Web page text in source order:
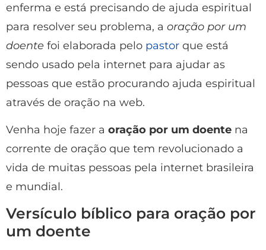
enferma e está precisando de ajuda espiritual
para resolver seu problema, a oração por um
doente foi elaborada pelo pastor que está
sendo usado pela internet para ajudar as
pessoas que estão procurando ajuda espiritual
através de oração na web.
Venha hoje fazer a oração por um doente na
corrente de oração que tem revolucionado a
vida de muitas pessoas pela internet brasileira
e mundial.
Versículo bíblico para oração por
um doente